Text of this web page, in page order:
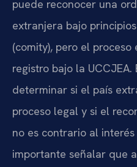
puede reconocer una
extranjera bajo
(comity), pero el
registro bajo la
determinar si el país
proceso legal y si el
no es contrario al
importante señalar que